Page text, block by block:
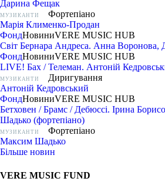
Дарина Фещак
МУЗИКАНТИ
Фортепіано
Марія Клименко-Продан
ФондНовиниVERE MUSIC HUB
Світ Бернара Андреса. Анна Воронова,
ФондНовиниVERE MUSIC HUB
LIVE! Бах / Телеман. Антоній
МУЗИКАНТИ
Диригування
Антоній Кедровський
ФондНовиниVERE MUSIC HUB
Бетховен / Брамс / Дебюссі. Ірина
Шадько (фортепіано)
МУЗИКАНТИ
Фортепіано
Максим Шадько
Більше новин
VERE MUSIC FUND